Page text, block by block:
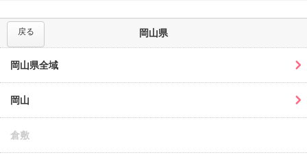
岡山県
戻る
岡山県全域
岡山
倉敷